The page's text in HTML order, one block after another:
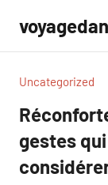
contenu
Uncategorized
gestes